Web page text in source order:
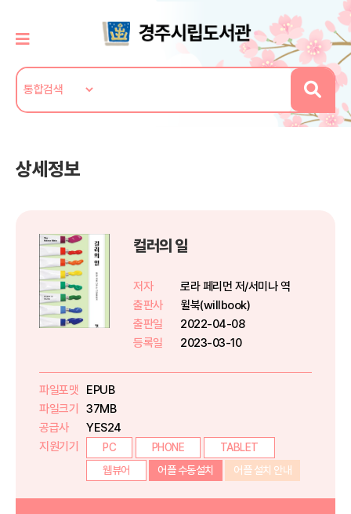
상세정보
컬러의 일
저자
로라 페리먼 저/서미나 역
출판사
윌북(willbook)
출판일
2022-04-08
등록일
2023-03-10
파일포맷
EPUB
파일크기
37MB
공급사
YES24
지원기기
PC PHONE
TABLET
웹뷰어
어플 수동설치 어플 설치 안내